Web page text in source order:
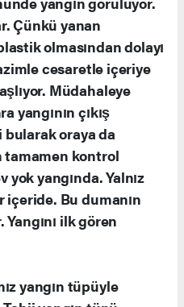
Çünkü yanan
olmasından dolayı
cesaretle içeriye
Müdahaleye
yangının çıkış
bularak oraya da
tamamen kontrol
yangında. Yalnız
Bu dumanın
ilk gören
yangın tüpüyle